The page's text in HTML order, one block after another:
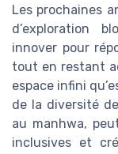
Les prochaines
d’exploration
innover pour
tout en restant
espace infini
de la diversité
au manhwa,
inclusives et